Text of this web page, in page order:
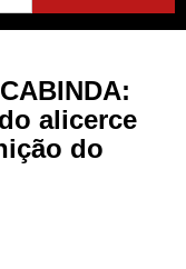
alicerce
do